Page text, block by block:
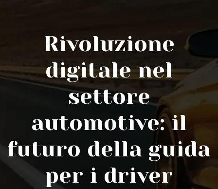
Rivoluzione
digitale nel
settore
automotive: il
futuro della guida
per i driver